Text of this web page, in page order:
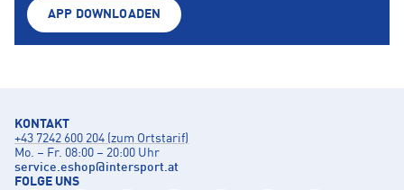
APP DOWNLOADEN
KONTAKT
+43 7242 600 204 (zum Ortstarif)
Mo. – Fr. 08:00 – 20:00 Uhr
service.eshop@intersport.at
FOLGE UNS